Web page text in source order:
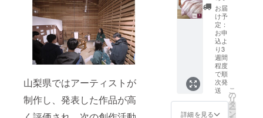
山梨県ではアーティストが
制作し、発表した作品が高
ワール
容量 ル
バイ
ヤート
ワイン
(白)
720ml×
1本 ■原
産地 山
梨県 ■
ラーで
すが、
国内で
流通し
ている
地鶏は
わずか
1%。 そ
の希少
性のみ
なら
ず、肉
限りが
ござい
ます。
出荷に
日数を
要する
可能性
がござ
います
が、何
卒ご理
料】鉱
水(軟水)
【成
分】 ・
栄養成
(100ml
あたり)
熱量、
蛋白
質、脂
質、炭
造店
南アル
プス、
与謝野
晶子ゆ
かりの
酒蔵
春鶯囀
180ml ■
原産地
山梨県
■原材
中泊や
キャン
プにも
便利
な、
ウォッ
シャブ
ル対応
の肌掛
けふと
ん。 グ
お届
け予
定：
お申
込よ
り3
週間
程度
で順
次発
送
詳細を見る
こ
の
リ
タ
ー
ン